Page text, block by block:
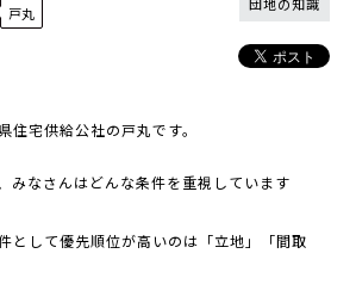
戸丸
住宅供給公社の戸丸です。
みなさんはどんな条件を重視しています
として優先順位が高いのは「立地」「間取